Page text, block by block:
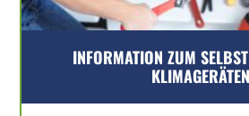
INFORMATION ZUM
KLIMAGERÄTEN